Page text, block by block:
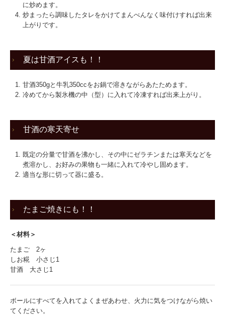
に炒めます。
炒まったら調味したタレをかけてまんべんなく味付けすれば出来
上がりです。
夏は甘酒アイスも！！
甘酒350gと牛乳350ccをお鍋で溶きながらあたためます。
冷めてから製氷機の中（型）に入れて冷凍すれば出来上がり。
甘酒の寒天寄せ
既定の分量で甘酒を沸かし、その中にゼラチンまたは寒天などを
煮溶かし、お好みの果物も一緒に入れて冷やし固めます。
適当な形に切って器に盛る。
たまご焼きにも！！
＜材料＞
たまご 2ヶ
しお糀 小さじ1
甘酒 大さじ1
ボールにすべてを入れてよくまぜあわせ、火力に気をつけながら焼い
てください。